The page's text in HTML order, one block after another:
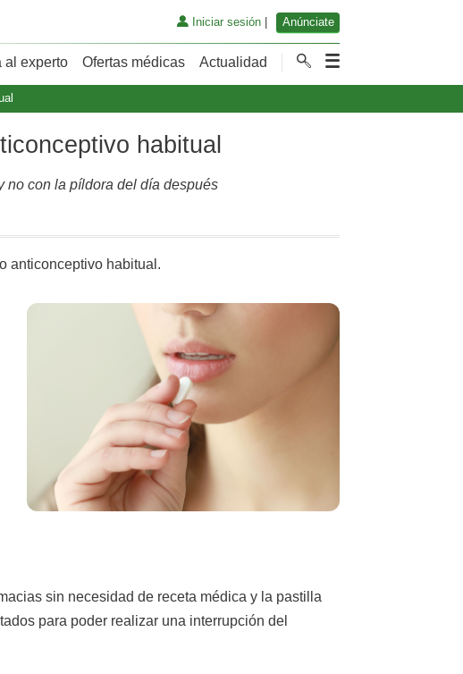
Iniciar sesión| Anúnciate
al experto Ofertas médicas Actualidad
habitual
no con la píldora del día después
anticonceptivo habitual.
sin necesidad de receta médica y la pastilla
para poder realizar una interrupción del